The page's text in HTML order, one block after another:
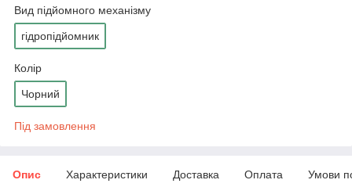
Вид підйомного механізму
гідропідйомник
Колір
Чорний
Під замовлення
Опис Характеристики Доставка Оплата Умови